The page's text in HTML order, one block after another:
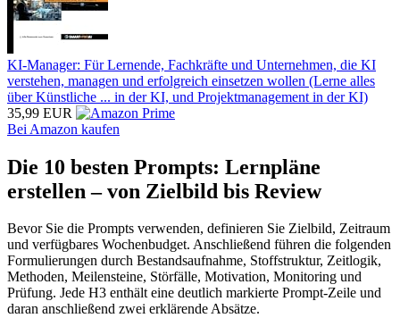
KI-Manager: Für Lernende, Fachkräfte und Unternehmen, die KI
verstehen, managen und erfolgreich einsetzen wollen (Lerne alles
über Künstliche ... in der KI, und Projektmanagement in der KI)
35,99 EUR
Bei Amazon kaufen
Die 10 besten Prompts: Lernpläne
erstellen – von Zielbild bis Review
Bevor Sie die Prompts verwenden, definieren Sie Zielbild, Zeitraum
und verfügbares Wochenbudget. Anschließend führen die folgenden
Formulierungen durch Bestandsaufnahme, Stoffstruktur, Zeitlogik,
Methoden, Meilensteine, Störfälle, Motivation, Monitoring und
Prüfung. Jede H3 enthält eine deutlich markierte Prompt-Zeile und
daran anschließend zwei erklärende Absätze.